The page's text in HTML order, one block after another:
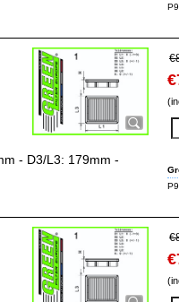
€
€
- D3/L3: 179mm -
€
€